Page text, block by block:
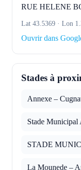
RUE HELENE
Lat 43.5369 · Lon
Ouvrir dans
Stades à
Annexe –
Stade
STADE
La Moun­ede –